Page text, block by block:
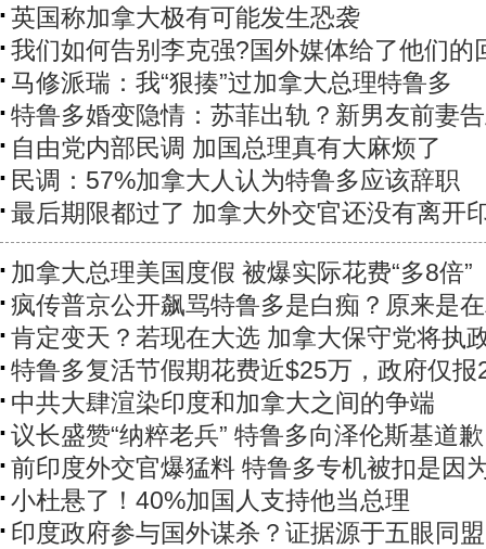
英国称加拿大极有可能发生恐袭
我们如何告别李克强?国外媒体给了他们的
马修派瑞：我“狠揍”过加拿大总理特鲁多
特鲁多婚变隐情：苏菲出轨？新男友前妻
自由党内部民调 加国总理真有大麻烦了
民调：57%加拿大人认为特鲁多应该辞职
最后期限都过了 加拿大外交官还没有离开
加拿大总理美国度假 被爆实际花费“多8倍”
疯传普京公开飙骂特鲁多是白痴？原来是
肯定变天？若现在大选 加拿大保守党将执
特鲁多复活节假期花费近$25万，政府仅报
中共大肆渲染印度和加拿大之间的争端
议长盛赞“纳粹老兵” 特鲁多向泽伦斯基道歉
前印度外交官爆猛料 特鲁多专机被扣是因
小杜悬了！40%加国人支持他当总理
印度政府参与国外谋杀？证据源于五眼同